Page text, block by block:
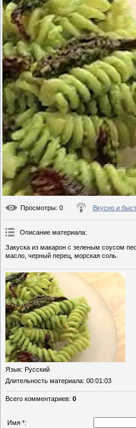
Просмотры: 0 Вкусно и
Описание материала:
Закуска из макарон с зеленым соусом
масло, черный перец, морская соль.
Язык: Русский
Длительность материала: 00:01:03
Всего комментариев: 0
Имя *: